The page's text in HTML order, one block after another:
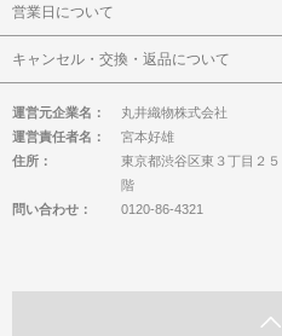
営業日について
キャンセル・交換・返品について
運営元企業名：
丸井織物株式会社
運営責任者名：
宮本好雄
住所：
東京都渋谷区東３丁目
階
問い合わせ：
0120-86-4321